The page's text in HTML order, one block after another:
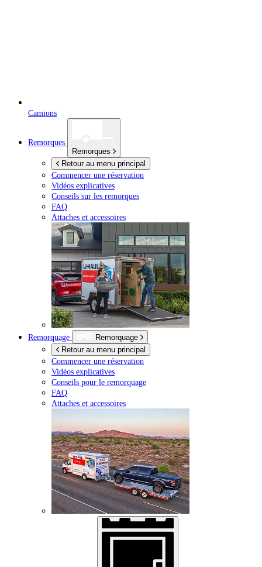
Camions
Remorques
Remorques
Retour au menu principal
Commencer une réservation
Vidéos explicatives
Conseils sur les remorques
FAQ
Attaches et accessoires
Remorquage
Remorquage
Retour au menu principal
Commencer une réservation
Vidéos explicatives
Conseils pour le remorquage
FAQ
Attaches et accessoires